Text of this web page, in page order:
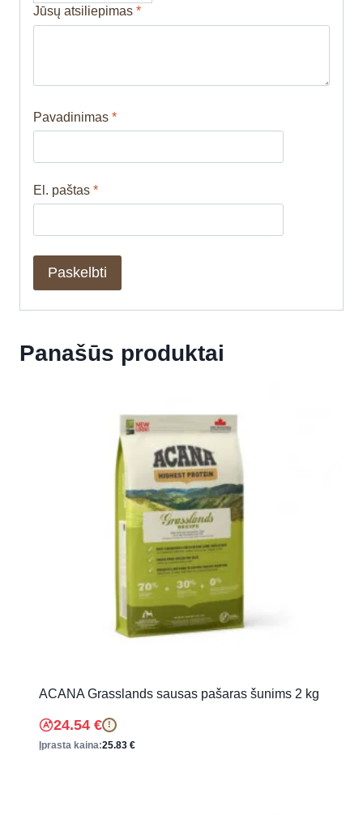
Jūsų atsiliepimas *
Pavadinimas *
El. paštas *
Panašūs produktai
ACANA Grasslands sausas pašaras šunims 2 kg
24.54 € !
Įprasta kaina:25.83 €